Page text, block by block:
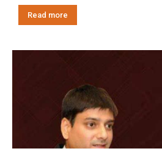
Read more